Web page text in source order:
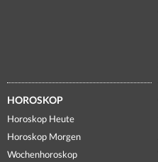
HOROSKOP
Horoskop Heute
Horoskop Morgen
Wochenhoroskop